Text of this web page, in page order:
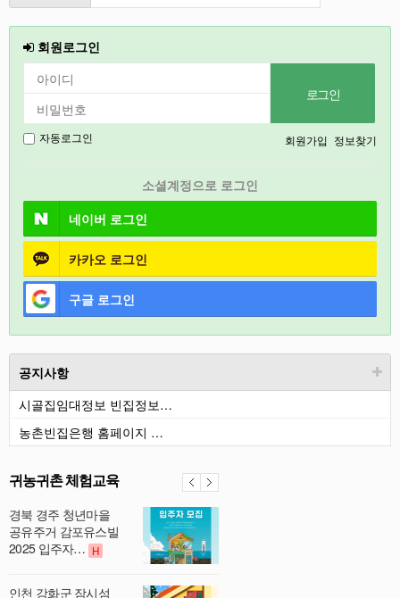
철원
강릉
2027
2026
회원로그인
자동로그인 회원가입 정보찾기
소셜계정으로 로그인
네이버 로그인
카카오 로그인
구글 로그인
공지사항
시골집임대정보 빈집정보…
농촌빈집은행 홈페이지 …
귀농귀촌 체험교육
경북 경주 청년마을
공유주거 감포유스빌
2025 입주자… H
인천 강화군 잠시섬